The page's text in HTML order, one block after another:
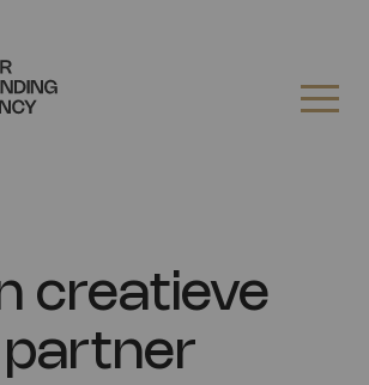
creatieve
partner